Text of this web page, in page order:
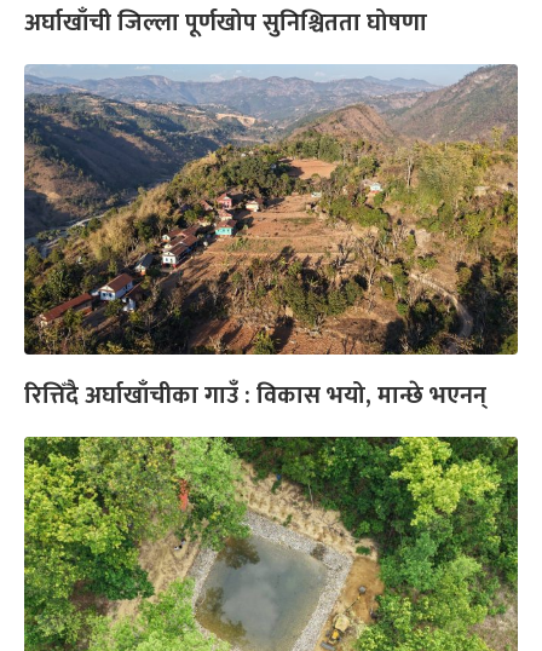
अर्घाखाँची जिल्ला पूर्णखोप सुनिश्चितता घोषणा
रित्तिँदै अर्घाखाँचीका गाउँ : विकास भयो, मान्छे भएनन्